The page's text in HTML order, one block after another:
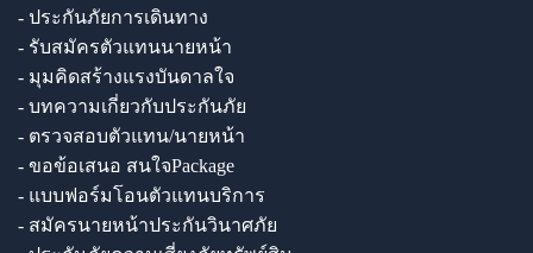
- ประกันภัยการเดินทาง
- รับสมัครตัวแทนนายหน้า
- มุมคิดสร้างแรงบันดาลใจ
- บทความเกี่ยวกับประกันภัย
- ตรวจสอบตัวแทน/นายหน้า
- ขอข้อเสนอ สนใจPackage
- แบบฟอร์มโอนตัวแทนบริการ
- สมัครนายหน้าประกันวินาศภัย